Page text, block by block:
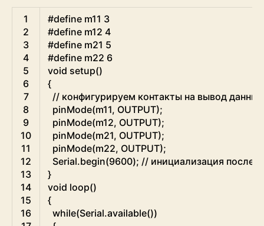
1
2
3
4
5
6
7
8
9
10
11
12
13
14
15
16
#define m11 3
#define m12 4
#define m21 5
#define m22 6
void setup()
{
// конфигурируем контакты на вывод
pinMode(m11, OUTPUT);
pinMode(m12, OUTPUT);
pinMode(m21, OUTPUT);
pinMode(m22, OUTPUT);
Serial.begin(9600); // инициализация
}
void loop()
{
while(Serial.available())